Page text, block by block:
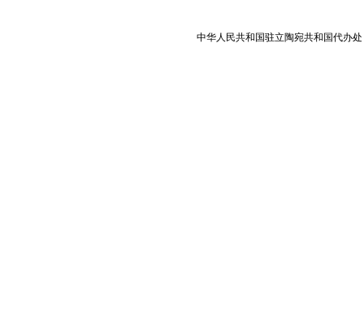
中华人民共和国驻立陶宛共和国代办处